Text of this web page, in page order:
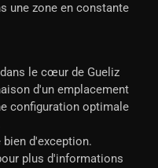
une zone en constante
le cœur de Gueliz
d'un emplacement
configuration optimale
d'exception.
plus d'informations